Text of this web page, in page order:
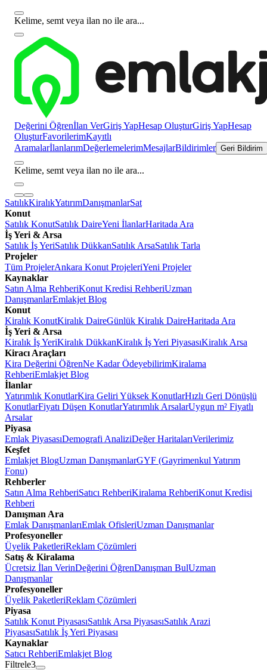
Kelime, semt veya ilan no ile ara...
Değerini Öğrenİlan VerGiriş YapHesap OluşturGiriş YapHesap
OluşturFavorilerimKayıtlı
AramalarİlanlarımDeğerlemelerimMesajlarBildirimler Geri Bildirim
Kelime, semt veya ilan no ile ara...
SatılıkKiralıkYatırımDanışmanlarSat
Konut
Satılık KonutSatılık DaireYeni İlanlarHaritada Ara
İş Yeri & Arsa
Satılık İş YeriSatılık DükkanSatılık ArsaSatılık Tarla
Projeler
Tüm ProjelerAnkara Konut ProjeleriYeni Projeler
Kaynaklar
Satın Alma RehberiKonut Kredisi RehberiUzman
DanışmanlarEmlakjet Blog
Konut
Kiralık KonutKiralık DaireGünlük Kiralık DaireHaritada Ara
İş Yeri & Arsa
Kiralık İş YeriKiralık DükkanKiralık İş Yeri PiyasasıKiralık Arsa
Kiracı Araçları
Kira Değerini ÖğrenNe Kadar ÖdeyebilirimKiralama
RehberiEmlakjet Blog
İlanlar
Yatırımlık KonutlarKira Geliri Yüksek KonutlarHızlı Geri Dönüşlü
KonutlarFiyatı Düşen KonutlarYatırımlık ArsalarUygun m² Fiyatlı
Arsalar
Piyasa
Emlak PiyasasıDemografi AnaliziDeğer HaritalarıVerilerimiz
Keşfet
Emlakjet BlogUzman DanışmanlarGYF (Gayrimenkul Yatırım
Fonu)
Rehberler
Satın Alma RehberiSatıcı RehberiKiralama RehberiKonut Kredisi
Rehberi
Danışman Ara
Emlak DanışmanlarıEmlak OfisleriUzman Danışmanlar
Profesyoneller
Üyelik PaketleriReklam Çözümleri
Satış & Kiralama
Ücretsiz İlan VerinDeğerini ÖğrenDanışman BulUzman
Danışmanlar
Profesyoneller
Üyelik PaketleriReklam Çözümleri
Piyasa
Satılık Konut PiyasasıSatılık Arsa PiyasasıSatılık Arazi
PiyasasıSatılık İş Yeri Piyasası
Kaynaklar
Satıcı RehberiEmlakjet Blog
Filtrele3